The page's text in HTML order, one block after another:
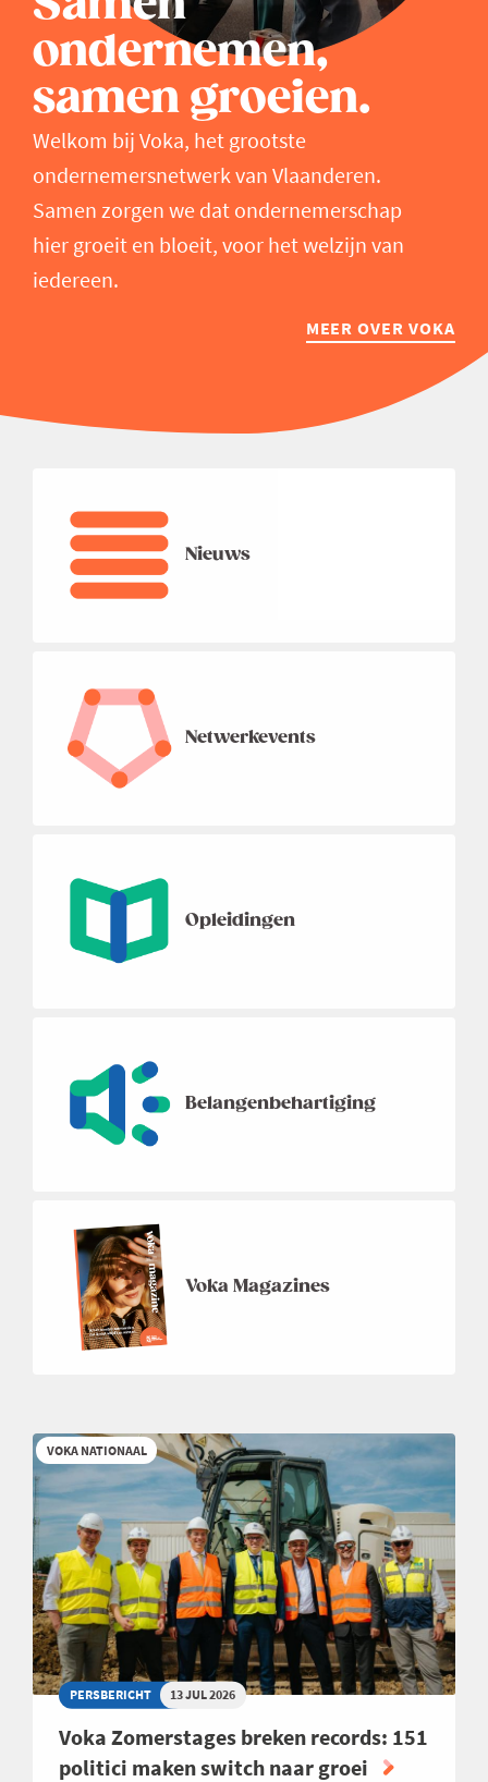
ondernemen,
samen groeien.
Welkom bij Voka, het grootste
ondernemersnetwerk van Vlaanderen.
Samen zorgen we dat ondernemerschap
hier groeit en bloeit, voor het welzijn van
iedereen.
MEER OVER VOKA
Nieuws
Netwerkevents
Opleidingen
Belangenbehartiging
Voka Magazines
VOKA NATIONAAL
PERSBERICHT 13 JUL 2026
Voka Zomerstages breken records: 151
politici maken switch naar groei